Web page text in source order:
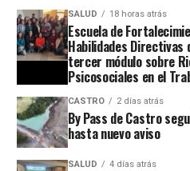
SALUD 18 horas atrás
Escuela de
Habilidades Directivas
tercer módulo sobre
Psicosociales en el
CASTRO 2 días atrás
By Pass de Castro
hasta nuevo aviso
SALUD 4 días atrás